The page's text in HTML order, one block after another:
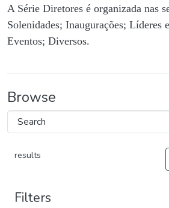
A Série Diretores é organizada nas
Solenidades; Inaugurações; Líderes
Eventos; Diversos.
Browse
results
Filters